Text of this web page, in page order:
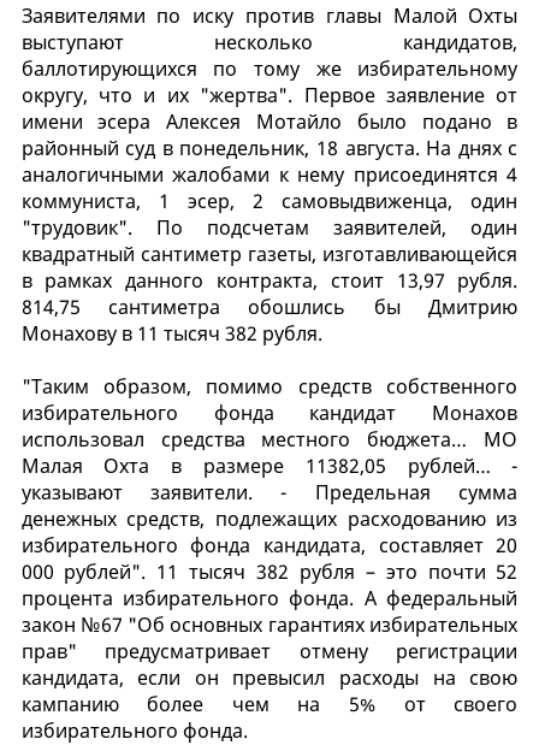
Заявителями по иску против главы Малой Охты
выступают несколько кандидатов,
баллотирующихся по тому же избирательному
округу, что и их "жертва". Первое заявление от
имени эсера Алексея Мотайло было подано в
районный суд в понедельник, 18 августа. На днях с
аналогичными жалобами к нему присоединятся 4
коммуниста, 1 эсер, 2 самовыдвиженца, один
"трудовик". По подсчетам заявителей, один
квадратный сантиметр газеты, изготавливающейся
в рамках данного контракта, стоит 13,97 рубля.
814,75 сантиметра обошлись бы Дмитрию
Монахову в 11 тысяч 382 рубля.
"Таким образом, помимо средств собственного
избирательного фонда кандидат Монахов
использовал средства местного бюджета… МО
Малая Охта в размере 11382,05 рублей… -
указывают заявители. - Предельная сумма
денежных средств, подлежащих расходованию из
избирательного фонда кандидата, составляет 20
000 рублей". 11 тысяч 382 рубля – это почти 52
процента избирательного фонда. А федеральный
закон №67 "Об основных гарантиях избирательных
прав" предусматривает отмену регистрации
кандидата, если он превысил расходы на свою
кампанию более чем на 5% от своего
избирательного фонда.